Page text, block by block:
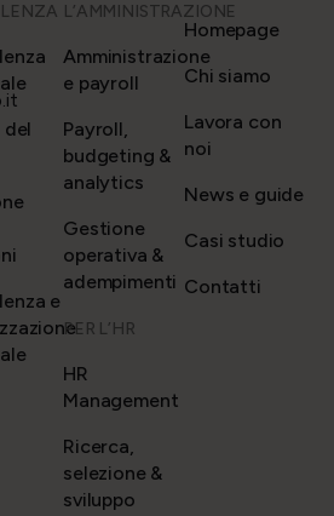
e
L’AMMINISTRAZIONE
Amministrazione
e payroll
Payroll,
budgeting &
analytics
Gestione
operativa &
adempimenti
PER L’HR
HR
Management
Ricerca,
selezione &
sviluppo
Homepage
Chi siamo
Lavora con
noi
News e guide
Casi studio
Contatti